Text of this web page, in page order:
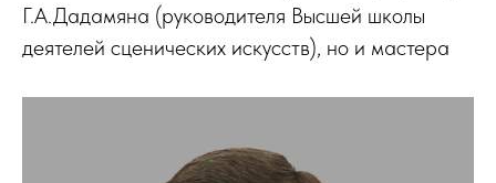
Г.А.Дадамяна (руководителя Высшей школы
деятелей сценических искусств), но и мастера